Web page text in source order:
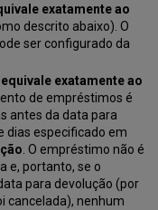
exatamente ao
descrito abaixo). O
ser configurado da
exatamente ao
de empréstimos é
antes da data para
dias especificado em
. O empréstimo não é
e, portanto, se o
para devolução (por
cancelada), nenhum